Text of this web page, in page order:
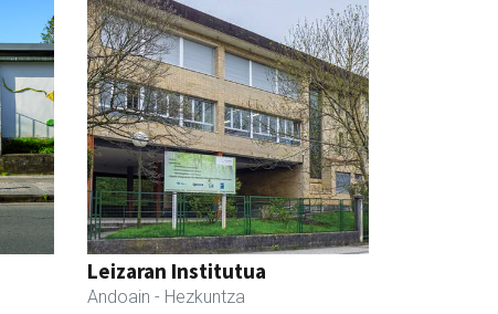
Leizaran Institutua
Andoain - Hezkuntza